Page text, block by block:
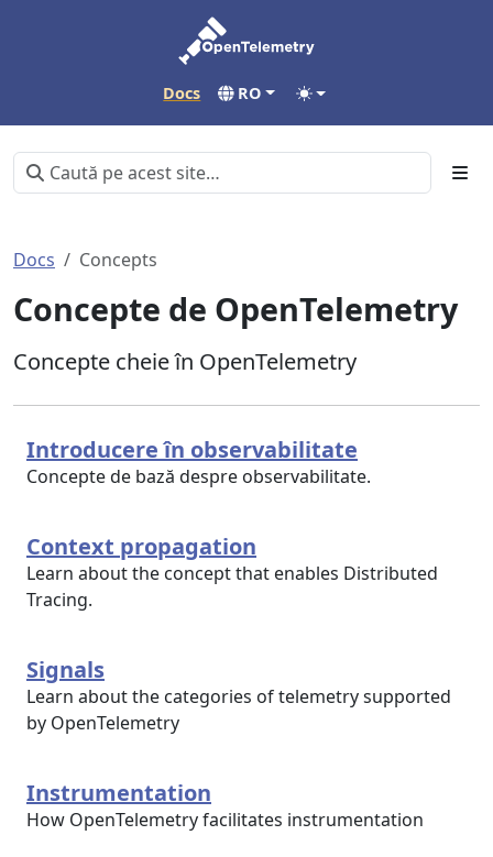
Docs RO
Docs Concepts
Concepte de OpenTelemetry
Concepte cheie în OpenTelemetry
Introducere în observabilitate
Concepte de bază despre observabilitate.
Context propagation
Learn about the concept that enables Distributed
Tracing.
Signals
Learn about the categories of telemetry supported
by OpenTelemetry
Instrumentation
How OpenTelemetry facilitates instrumentation